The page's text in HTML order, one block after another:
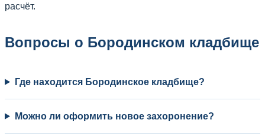
расчёт.
Вопросы о Бородинском кладбище
Где находится Бородинское кладбище?
Можно ли оформить новое захоронение?